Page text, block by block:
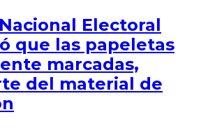
Electoral
que las papeletas
marcadas,
del material de